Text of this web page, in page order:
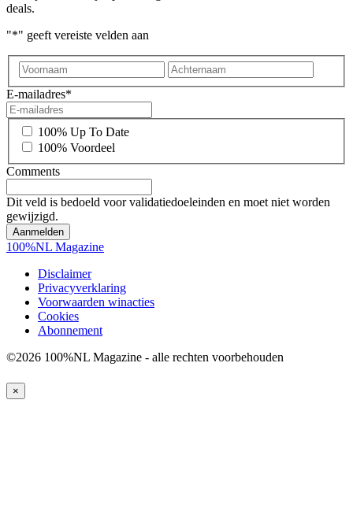
deals.
"*" geeft vereiste velden aan
Voornaam
E-mailadres*
*
100% Up To Date
100% Voordeel
Comments
Dit veld is bedoeld voor validatiedoeleinden en moet niet worden
gewijzigd.
100%NL Magazine
Disclaimer
Privacyverklaring
Voorwaarden winacties
Cookies
Abonnement
©2026 100%NL Magazine - alle rechten voorbehouden
×